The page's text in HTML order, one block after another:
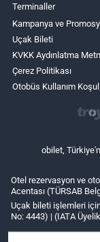
Terminaller
Kampanya ve
Uçak Bileti
KVKK Aydınlatma
Çerez Politikası
Otobüs Kullanım
obilet,
Otel rezervasyon ve
Acentası (TÜRSAB
Uçak bileti işlemleri
No: 4443) | (IATA